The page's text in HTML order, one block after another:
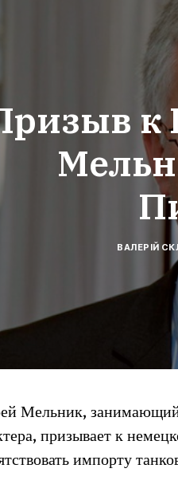
к
ВАЛЕРІЙ
Мельник, занимающий
призывает к
импорту